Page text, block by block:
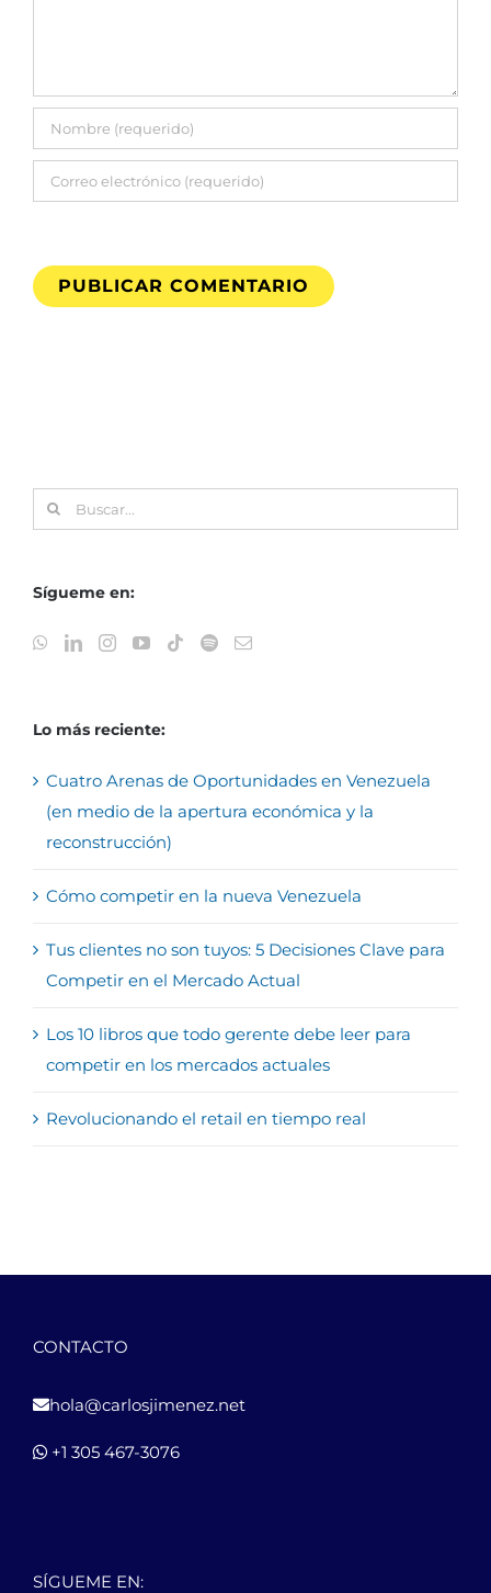
Buscar:
Sígueme en:
Lo más reciente:
Cuatro Arenas de Oportunidades en Venezuela
(en medio de la apertura económica y la
reconstrucción)
Cómo competir en la nueva Venezuela
Tus clientes no son tuyos: 5 Decisiones Clave para
Competir en el Mercado Actual
Los 10 libros que todo gerente debe leer para
competir en los mercados actuales
Revolucionando el retail en tiempo real
CONTACTO
hola@carlosjimenez.net
+1 305 467-3076
SÍGUEME EN: